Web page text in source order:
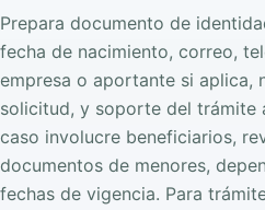
Prepara documento de
fecha de nacimiento, correo,
empresa o aportante si aplica,
solicitud, y soporte del trámite
caso involucre beneficiarios,
documentos de menores,
fechas de vigencia. Para